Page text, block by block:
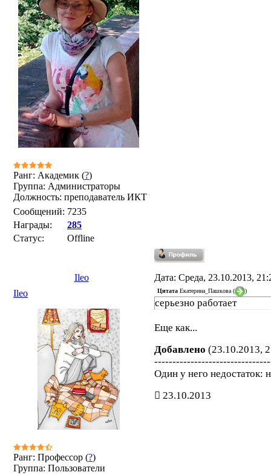
Ранг: Академик (?)
Группа: Администраторы
Должность: преподаватель ИКТ
Сообщений: 7235
Награды:
285
Статус:
Offline
Ileo
Дата: Среда, 23.10.2013,
Ileo
Ранг: Профессор (?)
Группа: Пользователи
Цитата Екатерина_Пашкова ( )
серьезно работает
Еще как...
Добавлено (23.10.2013,
Один у него недостаток:
23.10.2013